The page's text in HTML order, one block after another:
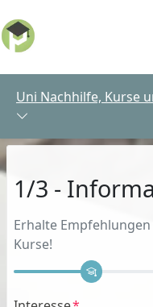
Uni Nachhilfe, Kurse
1/3 -
Erhalte
Kurse!